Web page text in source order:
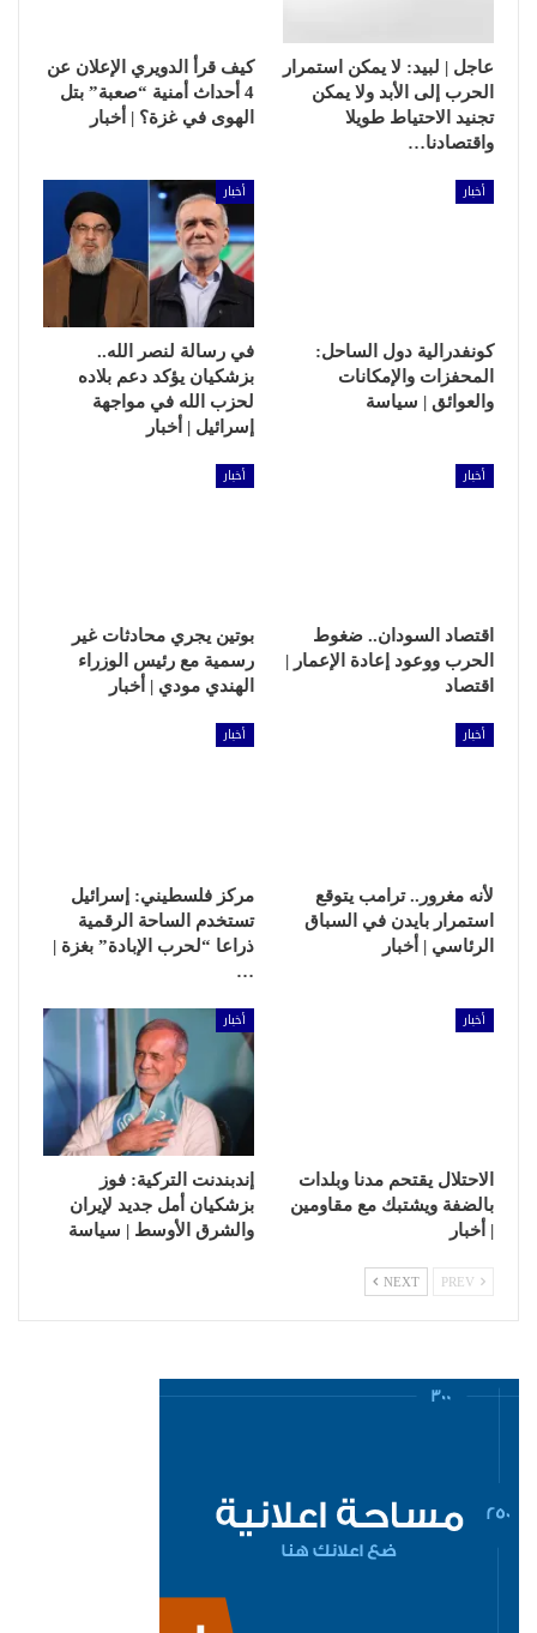
عاجل | لبيد: لا يمكن استمرار
الحرب إلى الأبد ولا يمكن
تجنيد الاحتياط طويلا
واقتصادنا…
كيف قرأ الدويري الإعلان عن
4 أحداث أمنية “صعبة” بتل
الهوى في غزة؟ | أخبار
أخبار
كونفدرالية دول الساحل:
المحفزات والإمكانات
والعوائق | سياسة
أخبار
في رسالة لنصر الله..
بزشكيان يؤكد دعم بلاده
لحزب الله في مواجهة
إسرائيل | أخبار
أخبار
اقتصاد السودان.. ضغوط
الحرب ووعود إعادة الإعمار |
اقتصاد
أخبار
بوتين يجري محادثات غير
رسمية مع رئيس الوزراء
الهندي مودي | أخبار
أخبار
لأنه مغرور.. ترامب يتوقع
استمرار بايدن في السباق
الرئاسي | أخبار
أخبار
مركز فلسطيني: إسرائيل
تستخدم الساحة الرقمية
ذراعا “لحرب الإبادة” بغزة |
…
أخبار
الاحتلال يقتحم مدنا وبلدات
بالضفة ويشتبك مع مقاومين
| أخبار
أخبار
إندبندنت التركية: فوز
بزشكيان أمل جديد لإيران
والشرق الأوسط | سياسة
NEXT